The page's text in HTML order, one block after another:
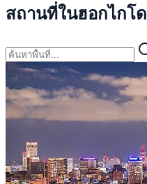
สถานที่ในฮอกไกโด